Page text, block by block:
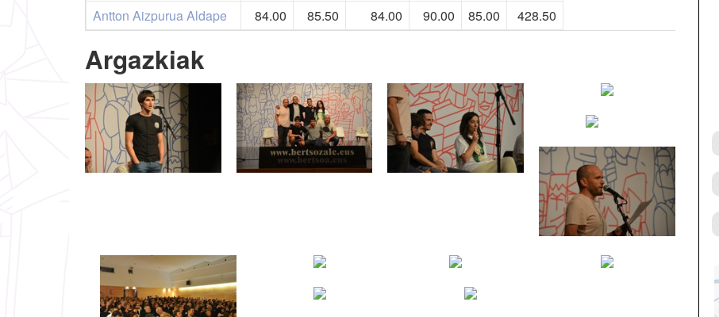
Antton Aizpurua Aldape
84.00 85.50 84.00 90.00 85.00 428.50
Argazkiak